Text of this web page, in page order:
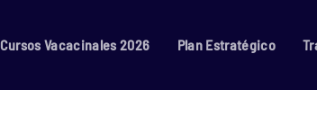
Cursos Vacacinales 2026 Plan Estratégico